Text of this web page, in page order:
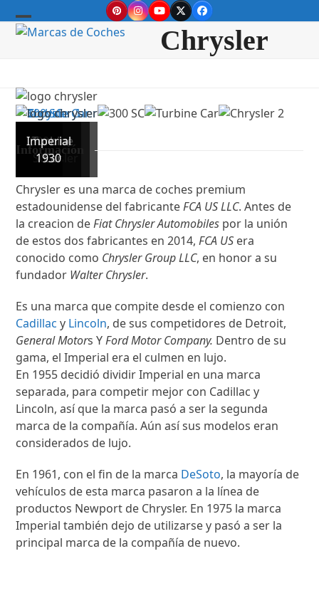
to
PinterestInstagram
YouTube
TwitterFacebook
Open
Close
Chrysler
logo
chrysler
300
SC
Turbine
Car
Imperial
1930
Información
Chrysler es una marca de coches premium
estadounidense del fabricanteFCA US LLC. Antes de
la creacion deFiat Chrysler Automobiles por la unión
de estos dos fabricantes en 2014,FCA US era
conocido como Chrysler Group LLC, en honor a su
fundador Walter Chrysler.
Es una marca que compite desde el comienzo con
Cadillac y Lincoln, de sus competidores de Detroit,
General Motors YFord Motor Company. Dentro de su
gama, el Imperial era el culmen en lujo.
En 1955 decidió dividir Imperial en una marca
separada, para competir mejor con Cadillac y
Lincoln, así que la marca pasó a ser la segunda
marca de la compañía. Aún así sus modelos eran
considerados de lujo.
En 1961, con el fin de la marca DeSoto, la mayoría de
vehículos de esta marca pasaron a la línea de
productos Newport de Chrysler. En 1975 la marca
Imperial también dejo de utilizarse y pasó a ser la
principal marca de la compañía de nuevo.